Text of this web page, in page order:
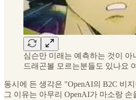
심슨만 미래는 예측하는 것이 아
드래곤볼 모르는분들도 있나요
동시에 든 생각은 "OpenAI의 B2C 비
그 이유는 아무리 OpenAI가 마소랑 손